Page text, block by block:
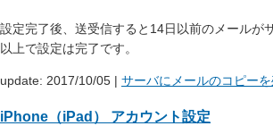
設定完了後、送受信すると14日以前のメールが
以上で設定は完了です。
update: 2017/10/05 | サーバにメールのコピー
iPhone（iPad） アカウント設定